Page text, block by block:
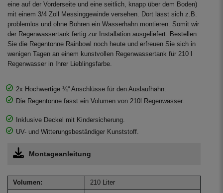
eine auf der Vorderseite und eine seitlich, knapp über dem Boden)
mit einem 3/4 Zoll Messinggewinde versehen. Dort lässt sich z.B.
problemlos und ohne Bohren ein Wasserhahn montieren. Somit wir
der Regenwassertank fertig zur Installation ausgeliefert. Bestellen
Sie die Regentonne Rainbowl noch heute und erfreuen Sie sich in
wenigen Tagen an einem kunstvollen Regenwassertank für 210 l
Regenwasser in Ihrer Lieblingsfarbe.
2x Hochwertige ¾“ Anschlüsse für den Auslaufhahn.
Die Regentonne fasst ein Volumen von 210l Regenwasser.
Inklusive Deckel mit Kindersicherung.
UV- und Witterungsbeständiger Kunststoff.
Montageanleitung
Volumen:
210 Liter